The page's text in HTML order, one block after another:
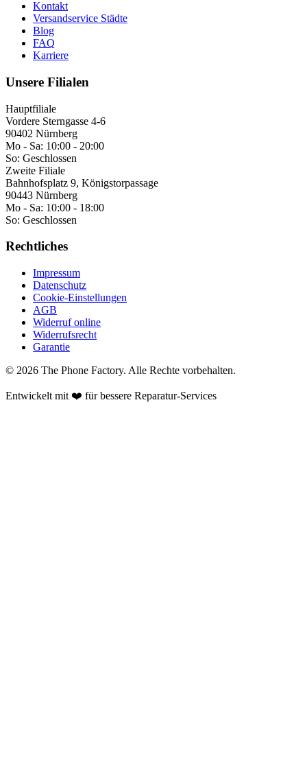
Kontakt
Versandservice Städte
Blog
FAQ
Karriere
Unsere Filialen
Hauptfiliale
Vordere Sterngasse 4-6
90402 Nürnberg
Mo - Sa: 10:00 - 20:00
So: Geschlossen
Zweite Filiale
Bahnhofsplatz 9, Königstorpassage
90443 Nürnberg
Mo - Sa: 10:00 - 18:00
So: Geschlossen
Rechtliches
Impressum
Datenschutz
Cookie-Einstellungen
AGB
Widerruf online
Widerrufsrecht
Garantie
© 2026 The Phone Factory. Alle Rechte vorbehalten.
Entwickelt mit ❤️ für bessere Reparatur-Services